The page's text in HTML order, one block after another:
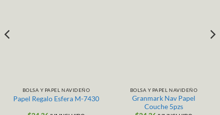
BOLSA Y PAPEL NAVIDEÑO
Papel Regalo Esfera M-7430
BOLSA Y PAPEL NAVIDEÑO
Granmark Nav Papel
Couche 5pzs